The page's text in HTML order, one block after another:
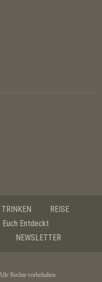
TRINKEN
REISE
Euch Entdeckt
NEWSLETTER
Rechte vorbehalten